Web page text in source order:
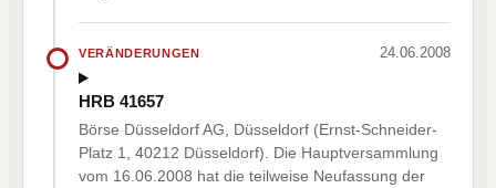
VERÄNDERUNGEN 24.06.2008
HRB 41657
Börse Düsseldorf AG, Düsseldorf (Ernst-Schneider-
Platz 1, 40212 Düsseldorf). Die Hauptversammlung
vom 16.06.2008 hat die teilweise Neufassung der